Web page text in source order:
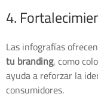
4.
Las infografías
tu branding, como
ayuda a reforzar la
consumidores.